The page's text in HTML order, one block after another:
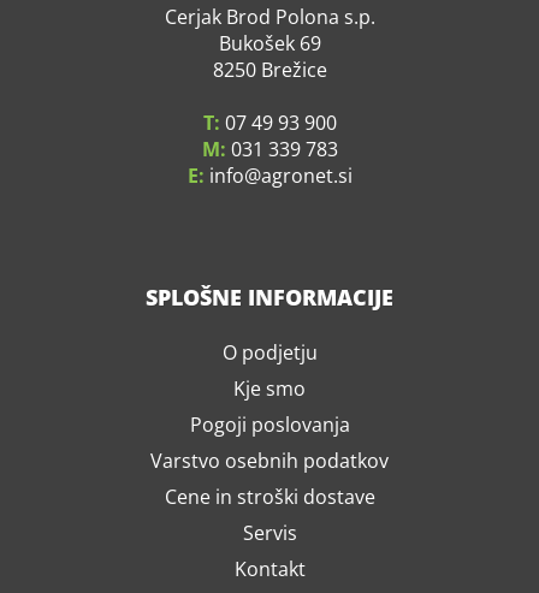
Cerjak Brod Polona s.p.
Bukošek 69
8250 Brežice
T: 07 49 93 900
M: 031 339 783
E: info agronet.si
SPLOŠNE INFORMACIJE
O podjetju
Kje smo
Pogoji poslovanja
Varstvo osebnih podatkov
Cene in stroški dostave
Servis
Kontakt